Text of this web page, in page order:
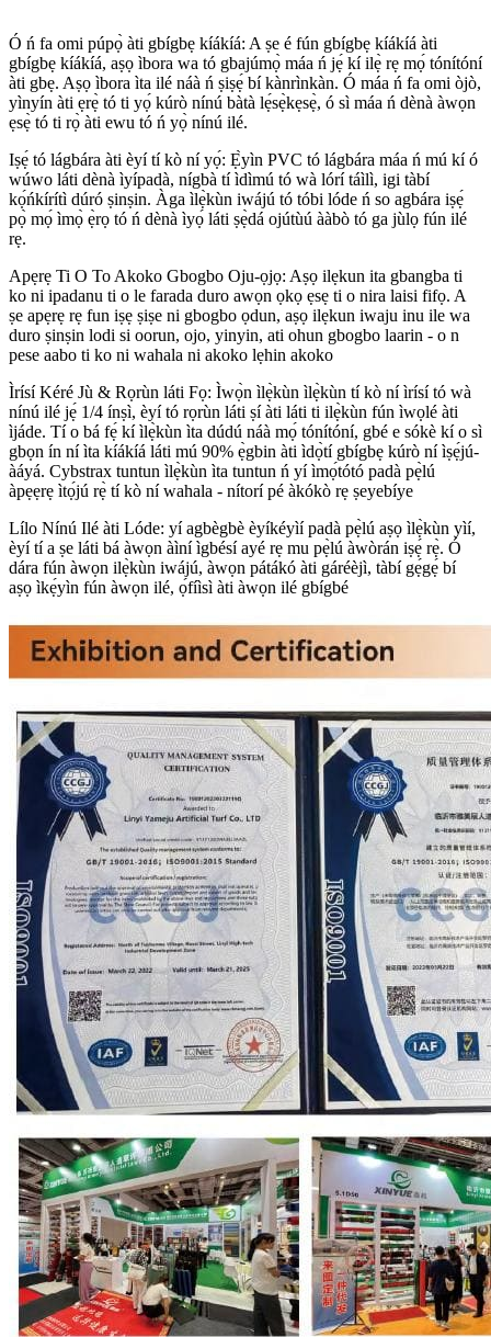
Ó ń fa omi púpọ̀ àti gbígbẹ kíákíá: A ṣe é fún gbígbẹ kíákíá àti
gbígbẹ kíákíá, aṣọ ìbora wa tó gbajúmọ̀ máa ń jẹ́ kí ilẹ̀ rẹ mọ́ tónítóní
àti gbẹ. Aṣọ ìbora ìta ilé náà ń ṣiṣẹ́ bí kànrìnkàn. Ó máa ń fa omi òjò,
yìnyín àti ẹrẹ̀ tó ti yọ́ kúrò nínú bàtà lẹ́sẹ̀kẹsẹ̀, ó sì máa ń dènà àwọn
ẹsẹ̀ tó ti rọ̀ àti ewu tó ń yọ̀ nínú ilé.
Iṣẹ́ tó lágbára àti èyí tí kò ní yọ́: Ẹ̀yìn PVC tó lágbára máa ń mú kí ó
wúwo láti dènà ìyípadà, nígbà tí ìdìmú tó wà lórí táìlì, igi tàbí
kọ́ńkírítì dúró ṣinṣin. Àga ìlẹ̀kùn iwájú tó tóbi lóde ń so agbára iṣẹ́
pọ̀ mọ́ ìmọ̀ ẹ̀rọ tó ń dènà ìyọ́ láti ṣẹ̀dá ojútùú ààbò tó ga jùlọ fún ilé
rẹ.
Apẹrẹ Ti O To Akoko Gbogbo Oju-ọjọ: Aṣọ ilẹkun ita gbangba ti
ko ni ipadanu ti o le farada duro awọn ọkọ ẹsẹ ti o nira laisi fifọ. A
ṣe apẹrẹ rẹ fun iṣẹ ṣiṣe ni gbogbo ọdun, aṣọ ilẹkun iwaju inu ile wa
duro ṣinṣin lodi si oorun, ojo, yinyin, ati ohun gbogbo laarin - o n
pese aabo ti ko ni wahala ni akoko lẹhin akoko
Ìrísí Kéré Jù & Rọrùn láti Fọ: Ìwọ̀n ìlẹ̀kùn ìlẹ̀kùn tí kò ní ìrísí tó wà
nínú ilé jẹ́ 1/4 ínṣì, èyí tó rọrùn láti ṣí àti láti ti ilẹ̀kùn fún ìwọlé àti
ìjáde. Tí o bá fẹ́ kí ìlẹ̀kùn ìta dúdú náà mọ́ tónítóní, gbé e sókè kí o sì
gbọn ín ní ìta kíákíá láti mú 90% ẹ̀gbin àti ìdọ̀tí gbígbẹ kúrò ní ìṣẹ́jú-
àáyá. Cybstrax tuntun ìlẹ̀kùn ìta tuntun ń yí ìmọ́tótó padà pẹ̀lú
àpẹẹrẹ ìtọ́jú rẹ̀ tí kò ní wahala - nítorí pé àkókò rẹ ṣeyebíye
Lílo Nínú Ilé àti Lóde: yí agbègbè èyíkéyìí padà pẹ̀lú aṣọ ìlẹ̀kùn yìí,
èyí tí a ṣe láti bá àwọn àìní ìgbésí ayé rẹ mu pẹ̀lú àwòrán iṣẹ́ rẹ̀. Ó
dára fún àwọn ilẹ̀kùn iwájú, àwọn pátákó àti gáréèjì, tàbí gẹ́gẹ́ bí
aṣọ ìkẹ́yìn fún àwọn ilé, ọ́fíìsì àti àwọn ilé gbígbé